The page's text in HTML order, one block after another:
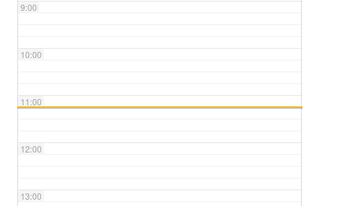
9:00
10:00
11:00
12:00
13:00